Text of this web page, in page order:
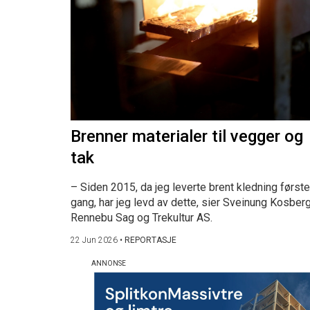
Brenner materialer til vegger og
tak
– Siden 2015, da jeg leverte brent kledning første
gang, har jeg levd av dette, sier Sveinung
Rennebu Sag og Trekultur AS.
22 Jun 2026 • REPORTASJE